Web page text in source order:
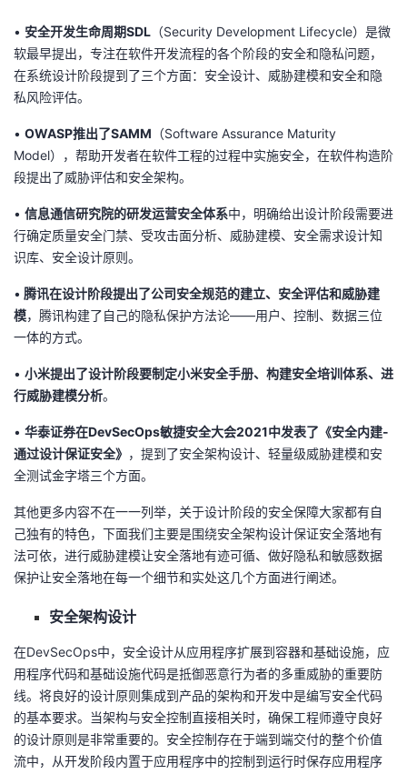
• 安全开发生命周期SDL （Security Development Lifecycle）是微
软最早提出，专注在软件开发流程的各个阶段的安全和隐私问题，
在系统设计阶段提到了三个方面： 安全设计、 威胁建模和安全和隐
私风险评估。
• OWASP推出了SAMM （Software Assurance Maturity
Model）
，帮助开发者在软件工程的过程中实施安全，在软件构造阶
段提出了威胁评估和安全架构。
• 信息通信研究院的研发运营安全体系中， 明确给出设计阶段需要进
行确定质量安全门禁、受攻击面分析、威胁建模、安全需求设计知
识库、安全设计原则。
• 腾讯在设计阶段提出了公司安全规范的建立、安全评估和威胁建
模，腾讯构建了自己的隐私保护方法论——用户、控制、数据三位
一体的方式。
• 小米提出了设计阶段要制定小米安全手册、构建安全培训体系、进
行威胁建模分析。
• 华泰证券在DevSecOps敏捷安全大会2021中发表了《安全内建-
通过设计保证安全》 ， 提到了安全架构设计、轻量级威胁建模和安
全测试金字塔三个方面。
其他更多内容不在一一列举，关于设计阶段的安全保障大家都有自
己独有的特色，下面我们主要是围绕安全架构设计保证安全落地有
法可依，进行威胁建模让安全落地有迹可循、做好隐私和敏感数据
保护让安全落地在每一个细节和实处这几个方面进行阐述。
安全架构设计
在DevSecOps中，安全设计从应用程序扩展到容器和基础设施，应
用程序代码和基础设施代码是抵御恶意行为者的多重威胁的重要防
线。将良好的设计原则集成到产品的架构和开发中是编写安全代码
的基本要求。当架构与安全控制直接相关时，确保工程师遵守良好
的设计原则是非常重要的。安全控制存在于端到端交付的整个价值
流中，从开发阶段内置于应用程序中的控制到运行时保存应用程序